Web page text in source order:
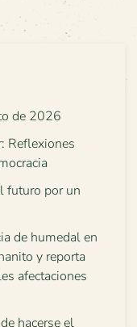
de 2026
Reflexiones
futuro por un
de humedal en
y reporta
afectaciones
hacerse el